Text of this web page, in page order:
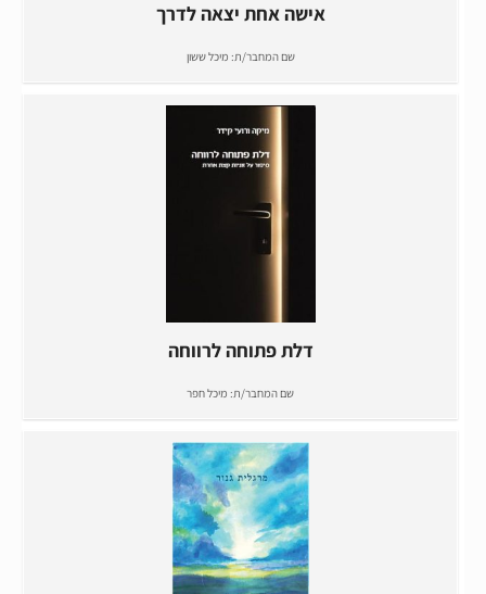
אישה אחת יצאה לדרך
שם המחבר/ת: מיכל ששון
דלת פתוחה לרווחה
שם המחבר/ת: מיכל חפר